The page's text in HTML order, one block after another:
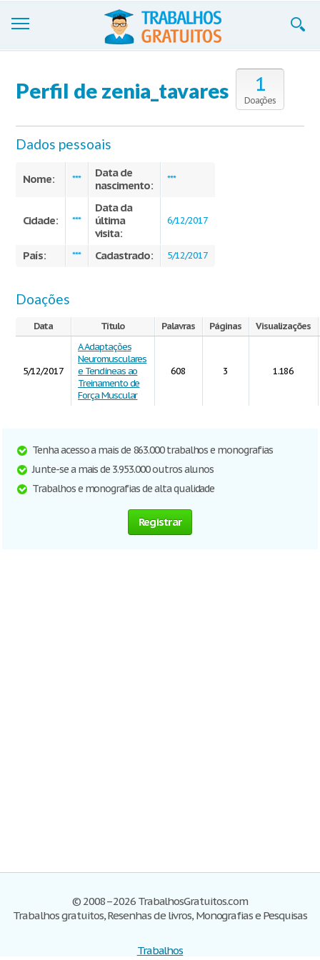
Cadastre-se
Entre
1
Doações
Perfil de zenia_tavares
Dados pessoais
Nome: ***
Data de
nascimento:
***
Cidade: ***
Data da
última
visita:
6/12/2017
País: *** Cadastrado: 5/12/2017
Doações
Data Título Palavras Páginas Visualizações
5/12/2017
A Adaptações
Neuromusculares
e Tendíneas ao
Treinamento de
Força Muscular
608 3 1.186
Tenha acesso a mais de 863.000 trabalhos e monografias
Junte-se a mais de 3.953.000 outros alunos
Trabalhos e monografias de alta qualidade
Registrar
© 2008–2026 TrabalhosGratuitos.com
Trabalhos gratuitos, Resenhas de livros, Monografias e Pesquisas
Trabalhos